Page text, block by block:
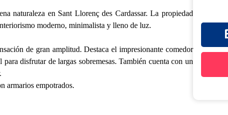
naturaleza en Sant Llorenç des Cardassar. La propiedad
moderno, minimalista y lleno de luz.
de gran amplitud. Destaca el impresionante comedor
disfrutar de largas sobremesas. También cuenta con un
armarios empotrados.